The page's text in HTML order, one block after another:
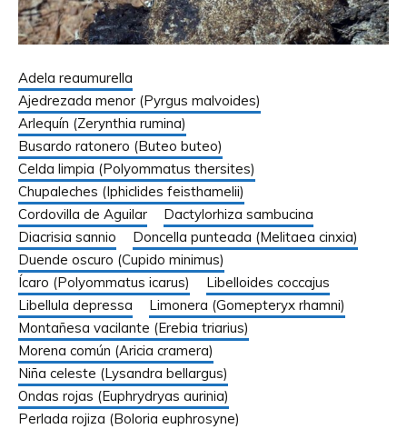
Adela reaumurella
Ajedrezada menor (Pyrgus malvoides)
Arlequín (Zerynthia rumina)
Busardo ratonero (Buteo buteo)
Celda limpia (Polyommatus thersites)
Chupaleches (Iphiclides feisthamelii)
Cordovilla de Aguilar
Dactylorhiza sambucina
Diacrisia sannio
Doncella punteada (Melitaea cinxia)
Duende oscuro (Cupido minimus)
Ícaro (Polyommatus icarus)
Libelloides coccajus
Libellula depressa
Limonera (Gomepteryx rhamni)
Montañesa vacilante (Erebia triarius)
Morena común (Aricia cramera)
Niña celeste (Lysandra bellargus)
Ondas rojas (Euphrydryas aurinia)
Perlada rojiza (Boloria euphrosyne)